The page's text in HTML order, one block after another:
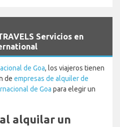
Servicios en
de Goa, los viajeros tienen
de empresas de alquiler de
de Goa para elegir un
alquilar un